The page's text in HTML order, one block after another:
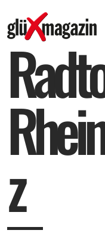
Radt
Rhei
z